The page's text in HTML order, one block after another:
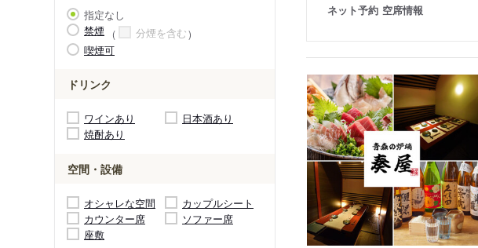
指定なし
禁煙
分煙を含む
喫煙可
ドリンク
ワインあり
日本酒あり
焼酎あり
空間・設備
オシャレな空間
カップルシート
カウンター席
ソファー席
座敷
ネット予約 空席情報